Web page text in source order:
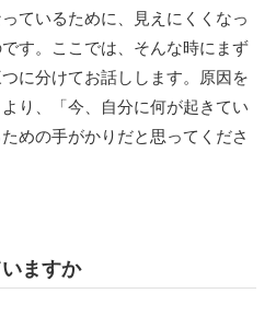
ているために、見えにくくなっ
す。ここでは、そんな時にまず
に分けてお話しします。原因を
り、「今、自分に何が起きてい
めの手がかりだと思ってくださ
ますか